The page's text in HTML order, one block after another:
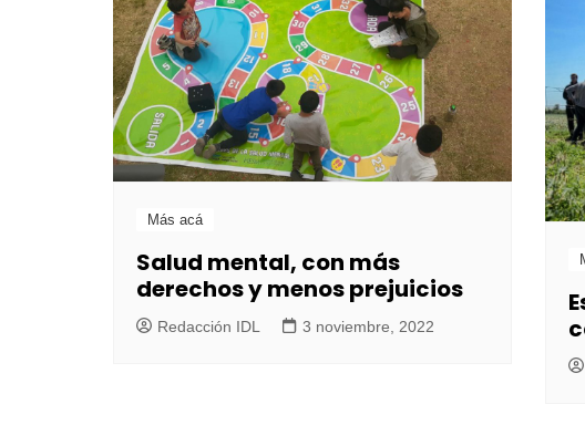
Más acá
Salud mental, con más
derechos y menos prejuicios
Redacción IDL 3 noviembre, 2022